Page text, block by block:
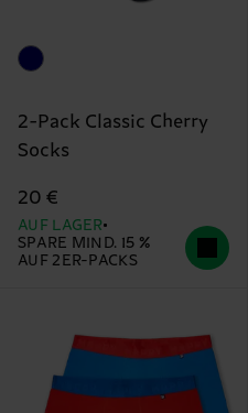
2-Pack Classic Cherry
Socks
20 €
AUF LAGER
SPARE MIND. 15 %
AUF 2ER-PACKS